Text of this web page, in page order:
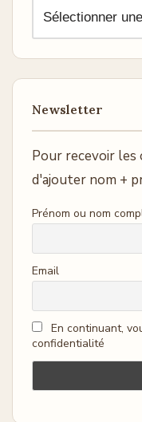
Newsletter
Pour recevoir
d'ajouter nom +
Prénom ou nom
Email
En continuant,
confidentialité